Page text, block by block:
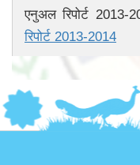
एनुअल रिपोर्ट
रिपोर्ट 2013-2014